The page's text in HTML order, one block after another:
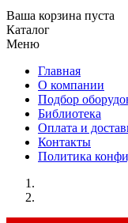
Ваша корзина пуста
Каталог
Меню
Главная
О компании
Подбор
Библиотека
Оплата и
Контакты
Политика